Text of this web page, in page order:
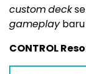
customdeck
gameplaybaru
CONTROL